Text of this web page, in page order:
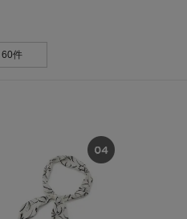
60件